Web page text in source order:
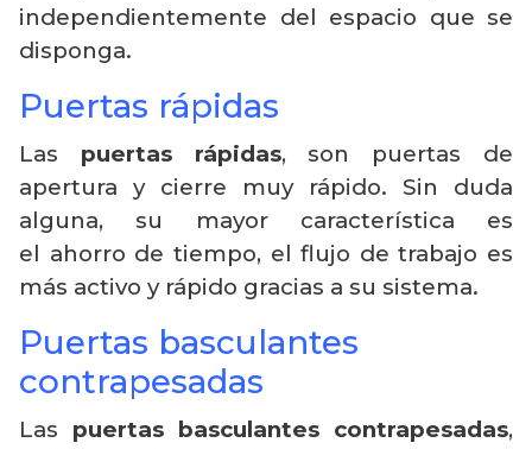
independientemente del espacio que se
disponga.
Puertas rápidas
Las puertas rápidas, son puertas de
apertura y cierre muy rápido. Sin duda
alguna, su mayor característica es
el ahorro de tiempo, el flujo de trabajo es
más activo y rápido gracias a su sistema.
Puertas basculantes
contrapesadas
Las puertas basculantes contrapesadas,